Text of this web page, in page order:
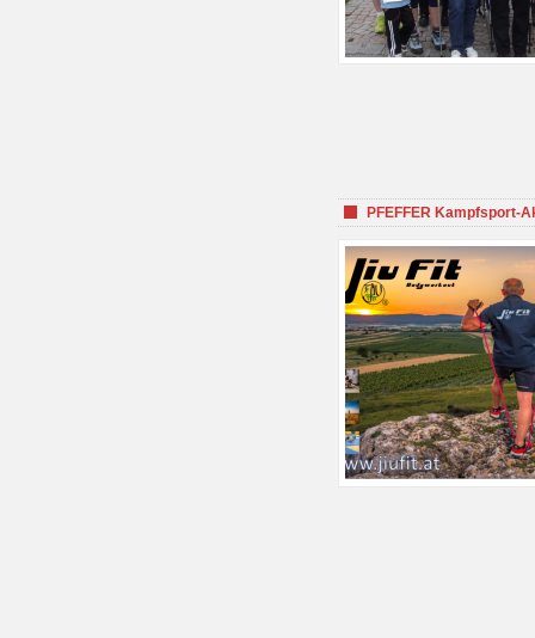
PFEFFER Kampfsport-